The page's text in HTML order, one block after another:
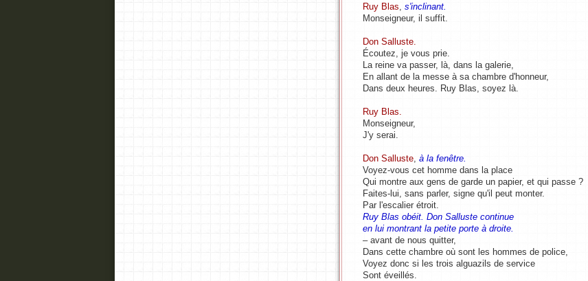
Ruy Blas s'inclinant.
Monseigneur, il suffit.
Don Salluste.
Écoutez, je vous prie.
La reine va passer, là, dans la galerie,
En allant de la messe à sa chambre d'honneur,
Dans deux heures. Ruy Blas, soyez là.
Ruy Blas.
Monseigneur,
J'y serai.
Don Salluste à la fenêtre.
Voyez-vous cet homme dans la place
Qui montre aux gens de garde un papier, et qui passe ?
Faites-lui, sans parler, signe qu'il peut monter.
Par l'escalier étroit.
Ruy Blas obéit. Don Salluste continue
en lui montrant la petite porte à droite.
– avant de nous quitter,
Dans cette chambre où sont les hommes de police,
Voyez donc si les trois alguazils de service
Sont éveillés.